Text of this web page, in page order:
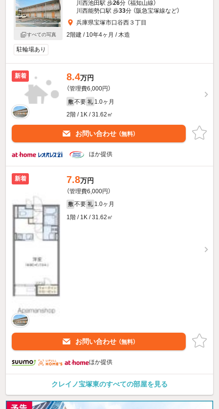
すべての写真
川西池田駅 歩26分 （福知山線）
川西能勢口駅 歩33分 （阪急宝塚線など）
兵庫県宝塚市口谷西３丁目
2階建 / 10年4ヶ月 / 木造
駐輪場あり
新着 8.4万円
（管理費6,000円）
敷 不要 礼 1.0ヶ月
2階 / 1K / 31.62㎡
お問い合わせ （無料）
ほか提供
新着 7.8万円
（管理費6,000円）
敷 不要 礼 1.0ヶ月
1階 / 1K / 31.62㎡
お問い合わせ （無料）
ほか提供
クレイノ宝塚東のすべての部屋を見る